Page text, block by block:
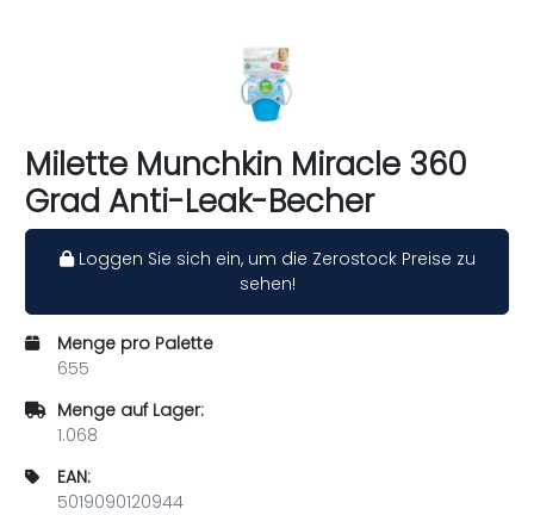
Milette Munchkin Miracle 360
Grad Anti-Leak-Becher
Loggen Sie sich ein, um die Zerostock Preise zu
sehen!
Menge pro Palette
655
Menge auf Lager:
1.068
EAN:
5019090120944